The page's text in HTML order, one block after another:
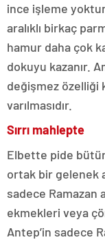
ince işleme
aralıklı birkaç
hamur daha çok
dokuyu kazanır.
değişmez özelliği
varılmasıdır.
Sırrı mahlepte
Elbette pide
ortak bir gelenek
sadece Ramazan
ekmekleri veya
Antep’in sadece